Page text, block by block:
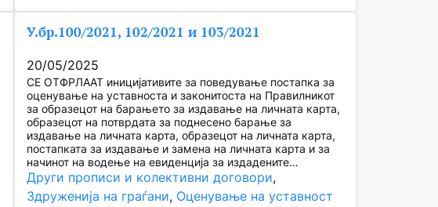
У.бр.100/2021, 102/2021 и 103/2021
20/05/2025
СЕ ОТФРЛААТ иницијативите за поведување постапка за
оценување на уставноста и законитоста на Правилникот
за образецот на барањето за издавање на личната карта,
образецот на потврдата за поднесено барање за
издавање на личната карта, образецот на личната карта,
постапката за издавање и замена на личната карта и за
начинот на водење на евиденција за издадените…
Други прописи и колективни договори
Здруженија на граѓани, Оценување на уставност